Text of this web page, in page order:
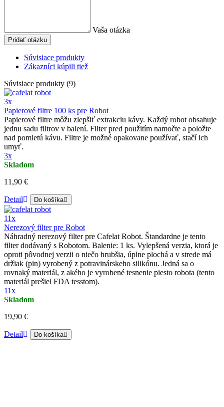
Vaša otázka
Pridať otázku
Súvisiace produkty
Zákazníci kúpili tiež
Súvisiace produkty (9)
3x
Papierové filtre 100 ks pre Robot
Papierové filtre môžu zlepšiť extrakciu kávy. Každý robot obsahuje
jednu sadu filtrov v balení. Filter pred použitím namočte a položte
nad pomletú kávu. Filtre je možné opakovane používať, stačí ich
umyť.
3x
Skladom
11,90 €
Detail Do košíka
11x
Nerezový filter pre Robot
Náhradný nerezový filter pre Cafelat Robot. Štandardne je tento
filter dodávaný s Robotom. Balenie: 1 ks. Vylepšená verzia, ktorá je
oproti pôvodnej verzii o niečo hrubšia, úplne plochá a v strede má
držiak (pin) vyrobený z potravinárskeho silikónu. Jedná sa o
rovnaký materiál, z akého je vyrobené tesnenie piesto robota (tento
materiál prešiel FDA tesstom).
11x
Skladom
19,90 €
Detail Do košíka